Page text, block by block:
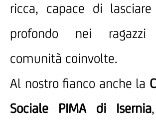
ricca, capace di
profondo nei
comunità coinvolte.
Al nostro fianco anche la
Sociale PIMA di Isernia